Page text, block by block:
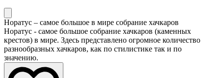
Норатус – самое большое в мире собрание хачкаров
Норатус - самое большое собрание хачкаров (каменных
крестов) в мире. Здесь представлено огромное количество
разнообразных хачкаров, как по стилистике так и по
значению.